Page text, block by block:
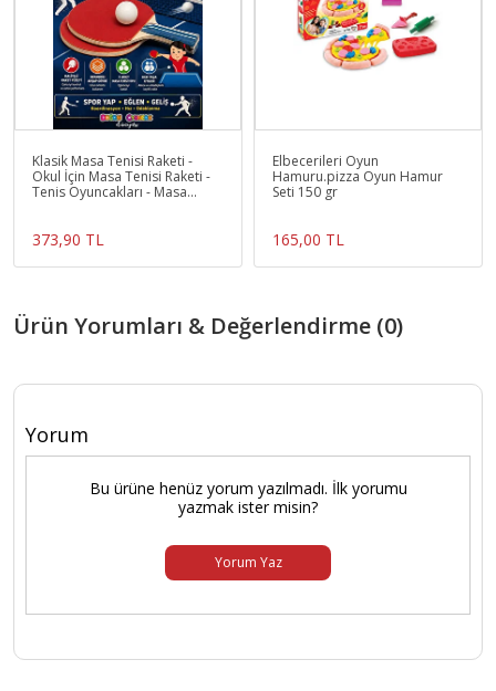
Klasik Masa Tenisi Raketi -
Okul İçin Masa Tenisi Raketi -
Tenis Oyuncakları - Masa
373,90 TL
Elbecerileri Oyun
Hamuru.pizza Oyun Hamur
Seti 150 gr
165,00 TL
Ürün Yorumları & Değerlendirme (0)
Yorum
Bu ürüne henüz yorum yazılmadı. İlk yorumu
yazmak ister misin?
Yorum Yaz